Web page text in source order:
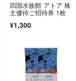
四国水族館 アトア 株
主優待ご招待券 1枚
¥1,300